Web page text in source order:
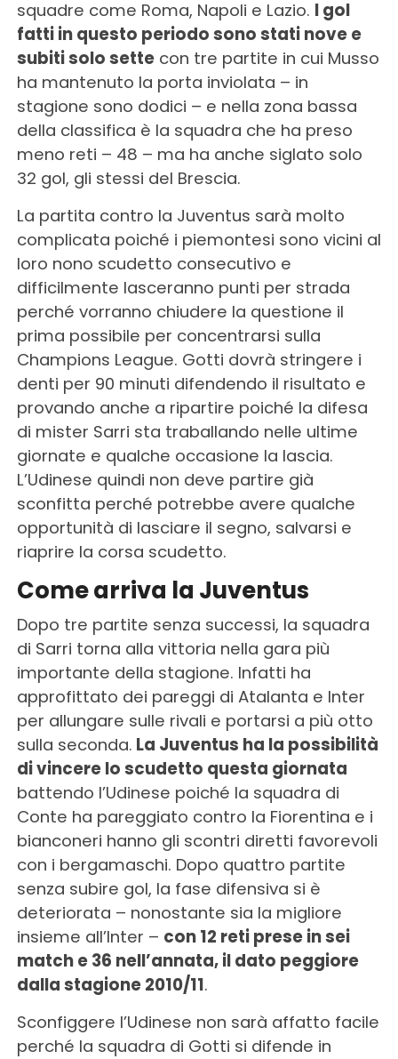
squadre come Roma, Napoli e Lazio. I gol
fatti in questo periodo sono stati nove e
subiti solo settecon tre partite in cui Musso
ha mantenuto la porta inviolata – in
stagione sono dodici – e nella zona bassa
della classifica è la squadra che ha preso
meno reti – 48 – ma ha anche siglato solo
32 gol, gli stessi del Brescia.
La partita contro la Juventus sarà molto
complicata poiché i piemontesi sono vicini al
loro nono scudetto consecutivo e
difficilmente lasceranno punti per strada
perché vorranno chiudere la questione il
prima possibile per concentrarsi sulla
Champions League. Gotti dovrà stringere i
denti per 90 minuti difendendo il risultato e
provando anche a ripartire poiché la difesa
di mister Sarri sta traballando nelle ultime
giornate e qualche occasione la lascia.
L’Udinese quindi non deve partire già
sconfitta perché potrebbe avere qualche
opportunità di lasciare il segno, salvarsi e
riaprire la corsa scudetto.
Come arriva la Juventus
Dopo tre partite senza successi, la squadra
di Sarri torna alla vittoria nella gara più
importante della stagione. Infatti ha
approfittato dei pareggi di Atalanta e Inter
per allungare sulle rivali e portarsi a più otto
sulla seconda. La Juventus ha la possibilità
di vincere lo scudetto questa giornata
battendo l’Udinese poiché la squadra di
Conte ha pareggiato contro la Fiorentina e i
bianconeri hanno gli scontri diretti favorevoli
con i bergamaschi. Dopo quattro partite
senza subire gol, la fase difensiva si è
deteriorata – nonostante sia la migliore
insieme all’Inter – con 12 reti prese in sei
match e 36 nell’annata, il dato peggiore
dalla stagione 2010/11.
Sconfiggere l’Udinese non sarà affatto facile
perché la squadra di Gotti si difende in